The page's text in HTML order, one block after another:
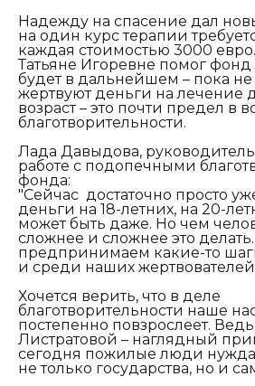
Надежду на спасение дал
на один курс терапии
каждая стоимостью 3000
Татьяне Игоревне помог фонд
будет в дальнейшем – пока не
жертвуют деньги на лечение
возраст – это почти предел в
благотворительности.
Лада Давыдова, руководитель
работе с подопечными
фонда:
"Сейчас достаточно просто
деньги на 18-летних, на 20-
может быть даже. Но чем
сложнее и сложнее это
предпринимаем какие-то
и среди наших
Хочется верить, что в деле
благотворительности наше
постепенно повзрослеет.
Листратовой – наглядный
сегодня пожилые люди
не только государства, но и